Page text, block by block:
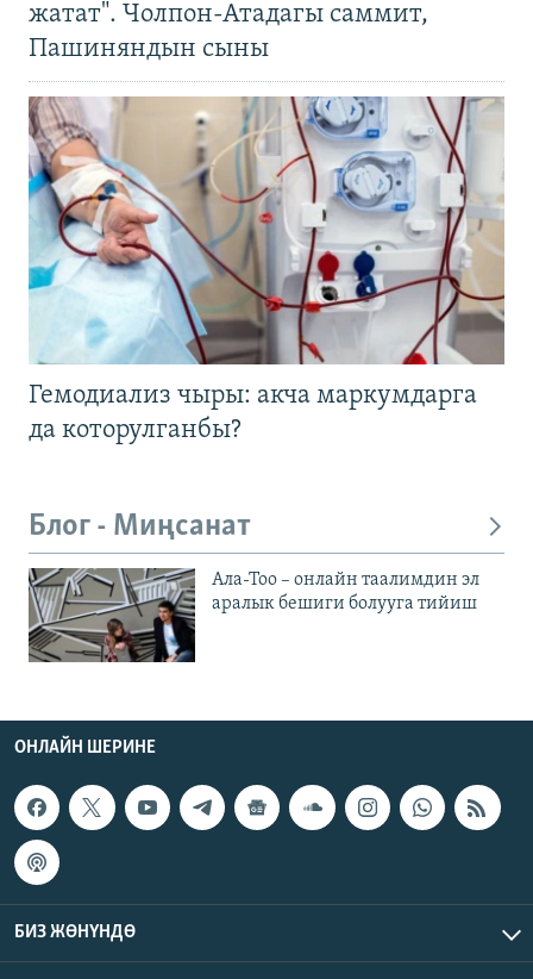
жатат". Чолпон-Атадагы саммит,
Пашиняндын сыны
Гемодиализ чыры: акча маркумдарга
да которулганбы?
Блог - Миңсанат
Ала-Тоо – онлайн таалимдин эл
аралык бешиги болууга тийиш
ОНЛАЙН ШЕРИНЕ
БИЗ ЖӨНҮНДӨ